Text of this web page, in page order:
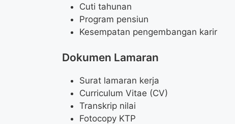
Cuti tahunan
Program pensiun
Kesempatan pengembangan karir
Dokumen Lamaran
Surat lamaran kerja
Curriculum Vitae (CV)
Transkrip nilai
Fotocopy KTP